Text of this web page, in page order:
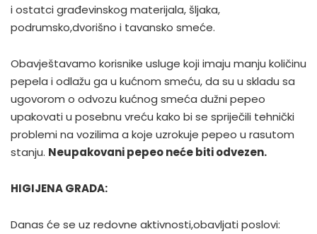
i ostatci građevinskog materijala, šljaka,
podrumsko,dvorišno i tavansko smeće.
Obavještavamo korisnike usluge koji imaju manju količinu
pepela i odlažu ga u kućnom smeću, da su u skladu sa
ugovorom o odvozu kućnog smeća dužni pepeo
upakovati u posebnu vreću kako bi se spriječili tehnički
problemi na vozilima a koje uzrokuje pepeo u rasutom
stanju. Neupakovani pepeo neće biti odvezen.
HIGIJENA GRADA:
Danas će se uz redovne aktivnosti,obavljati poslovi: